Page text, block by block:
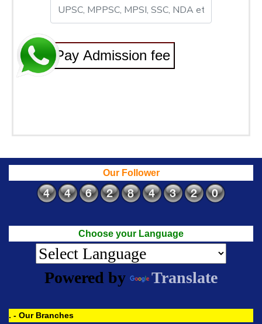
Pay Admission fee
Our Follower
Choose your Language
Powered by Translate
. - Our Branches